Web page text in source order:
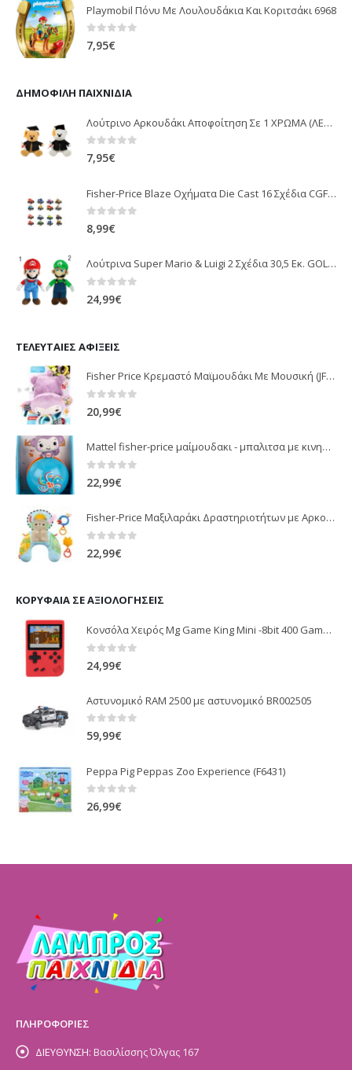
Playmobil Πόνυ Με Λουλουδάκια Και Κοριτσάκι 6968
0out of 5
7,95€
ΔΗΜΟΦΙΛΉ ΠΑΙΧΝΊΔΙΑ
Λούτρινο Αρκουδάκι Αποφοίτηση Σε 1 ΧΡΩΜΑ (ΛΕΥΚΟ)25Εκ 1850
0out of 5
7,95€
Fisher-Price Blaze Οχήματα Die Cast 16 Σχέδια CGF20
0 out of 5
8,99€
Λούτρινα Super Mario & Luigi 2 Σχέδια 30,5 Εκ. GOL13769
0 out of 5
24,99€
ΤΕΛΕΥΤΑΊΕΣ ΑΦΊΞΕΙΣ
Fisher Price Κρεμαστό Μαϊμουδάκι Με Μουσική (JFF02)
0 out of 5
20,99€
Mattel fisher-price μαίμουδακι - μπαλιτσα με κινηση JLB95
22,99€
Fisher-Price Μαξιλαράκι Δραστηριοτήτων με Αρκουδάκι (JHB44)
22,99€
ΚΟΡΥΦΑΊΑ ΣΕ ΑΞΙΟΛΟΓΉΣΕΙΣ
Κονσόλα Χειρός Mg Game King Mini -8bit 400 Games 2.8” LCD
24,99€
Αστυνομικό RAM 2500 με αστυνομικό BR002505
0 out of 5
59,99€
Peppa Pig Peppas Zoo Experience (F6431)
0 out of 5
26,99€
ΠΛΗΡΟΦΟΡΙΕΣ
ΔΙΕΥΘΥΝΣΗ: Βασιλίσσης Όλγας 167